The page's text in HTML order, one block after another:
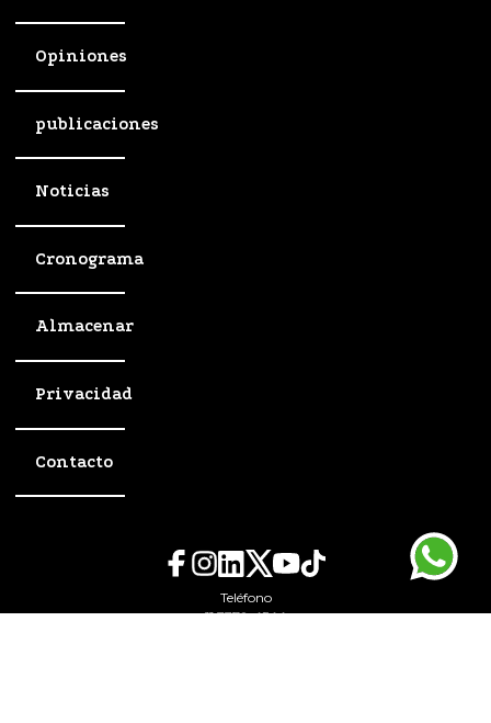
Opiniones
publicaciones
Noticias
Cronograma
Almacenar
Privacidad
Contacto
Teléfono
11 3372-4544